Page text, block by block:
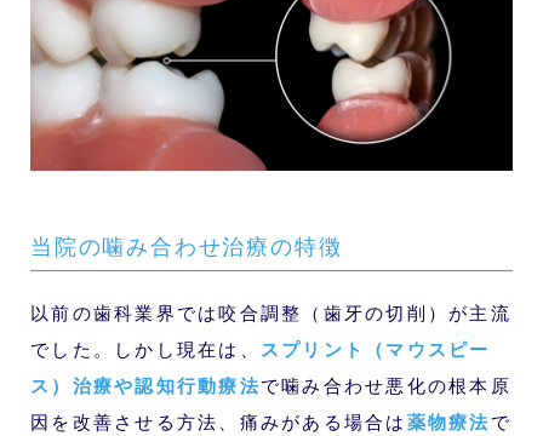
当院の噛み合わせ治療の特徴
以前の歯科業界では咬合調整（歯牙の切削）が主流
でした。しかし現在は、
スプリント（マウスピー
ス）治療や認知行動療法で噛み合わせ悪化の根本原
因を改善させる方法、痛みがある場合は 薬物療法で